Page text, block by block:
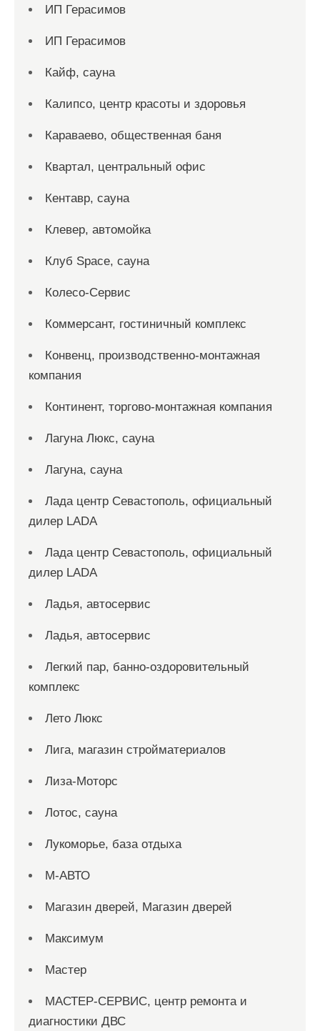
ИП Герасимов
ИП Герасимов
Кайф, сауна
Калипсо, центр красоты и здоровья
Караваево, общественная баня
Квартал, центральный офис
Кентавр, сауна
Клевер, автомойка
Клуб Space, сауна
Колесо-Сервис
Коммерсант, гостиничный комплекс
Конвенц, производственно-монтажная
компания
Континент, торгово-монтажная компания
Лагуна Люкс, сауна
Лагуна, сауна
Лада центр Севастополь, официальный
дилер LADA
Лада центр Севастополь, официальный
дилер LADA
Ладья, автосервис
Ладья, автосервис
Легкий пар, банно-оздоровительный
комплекс
Лето Люкс
Лига, магазин стройматериалов
Лиза-Моторс
Лотос, сауна
Лукоморье, база отдыха
М-АВТО
Магазин дверей, Магазин дверей
Максимум
Мастер
МАСТЕР-СЕРВИС, центр ремонта и
диагностики ДВС